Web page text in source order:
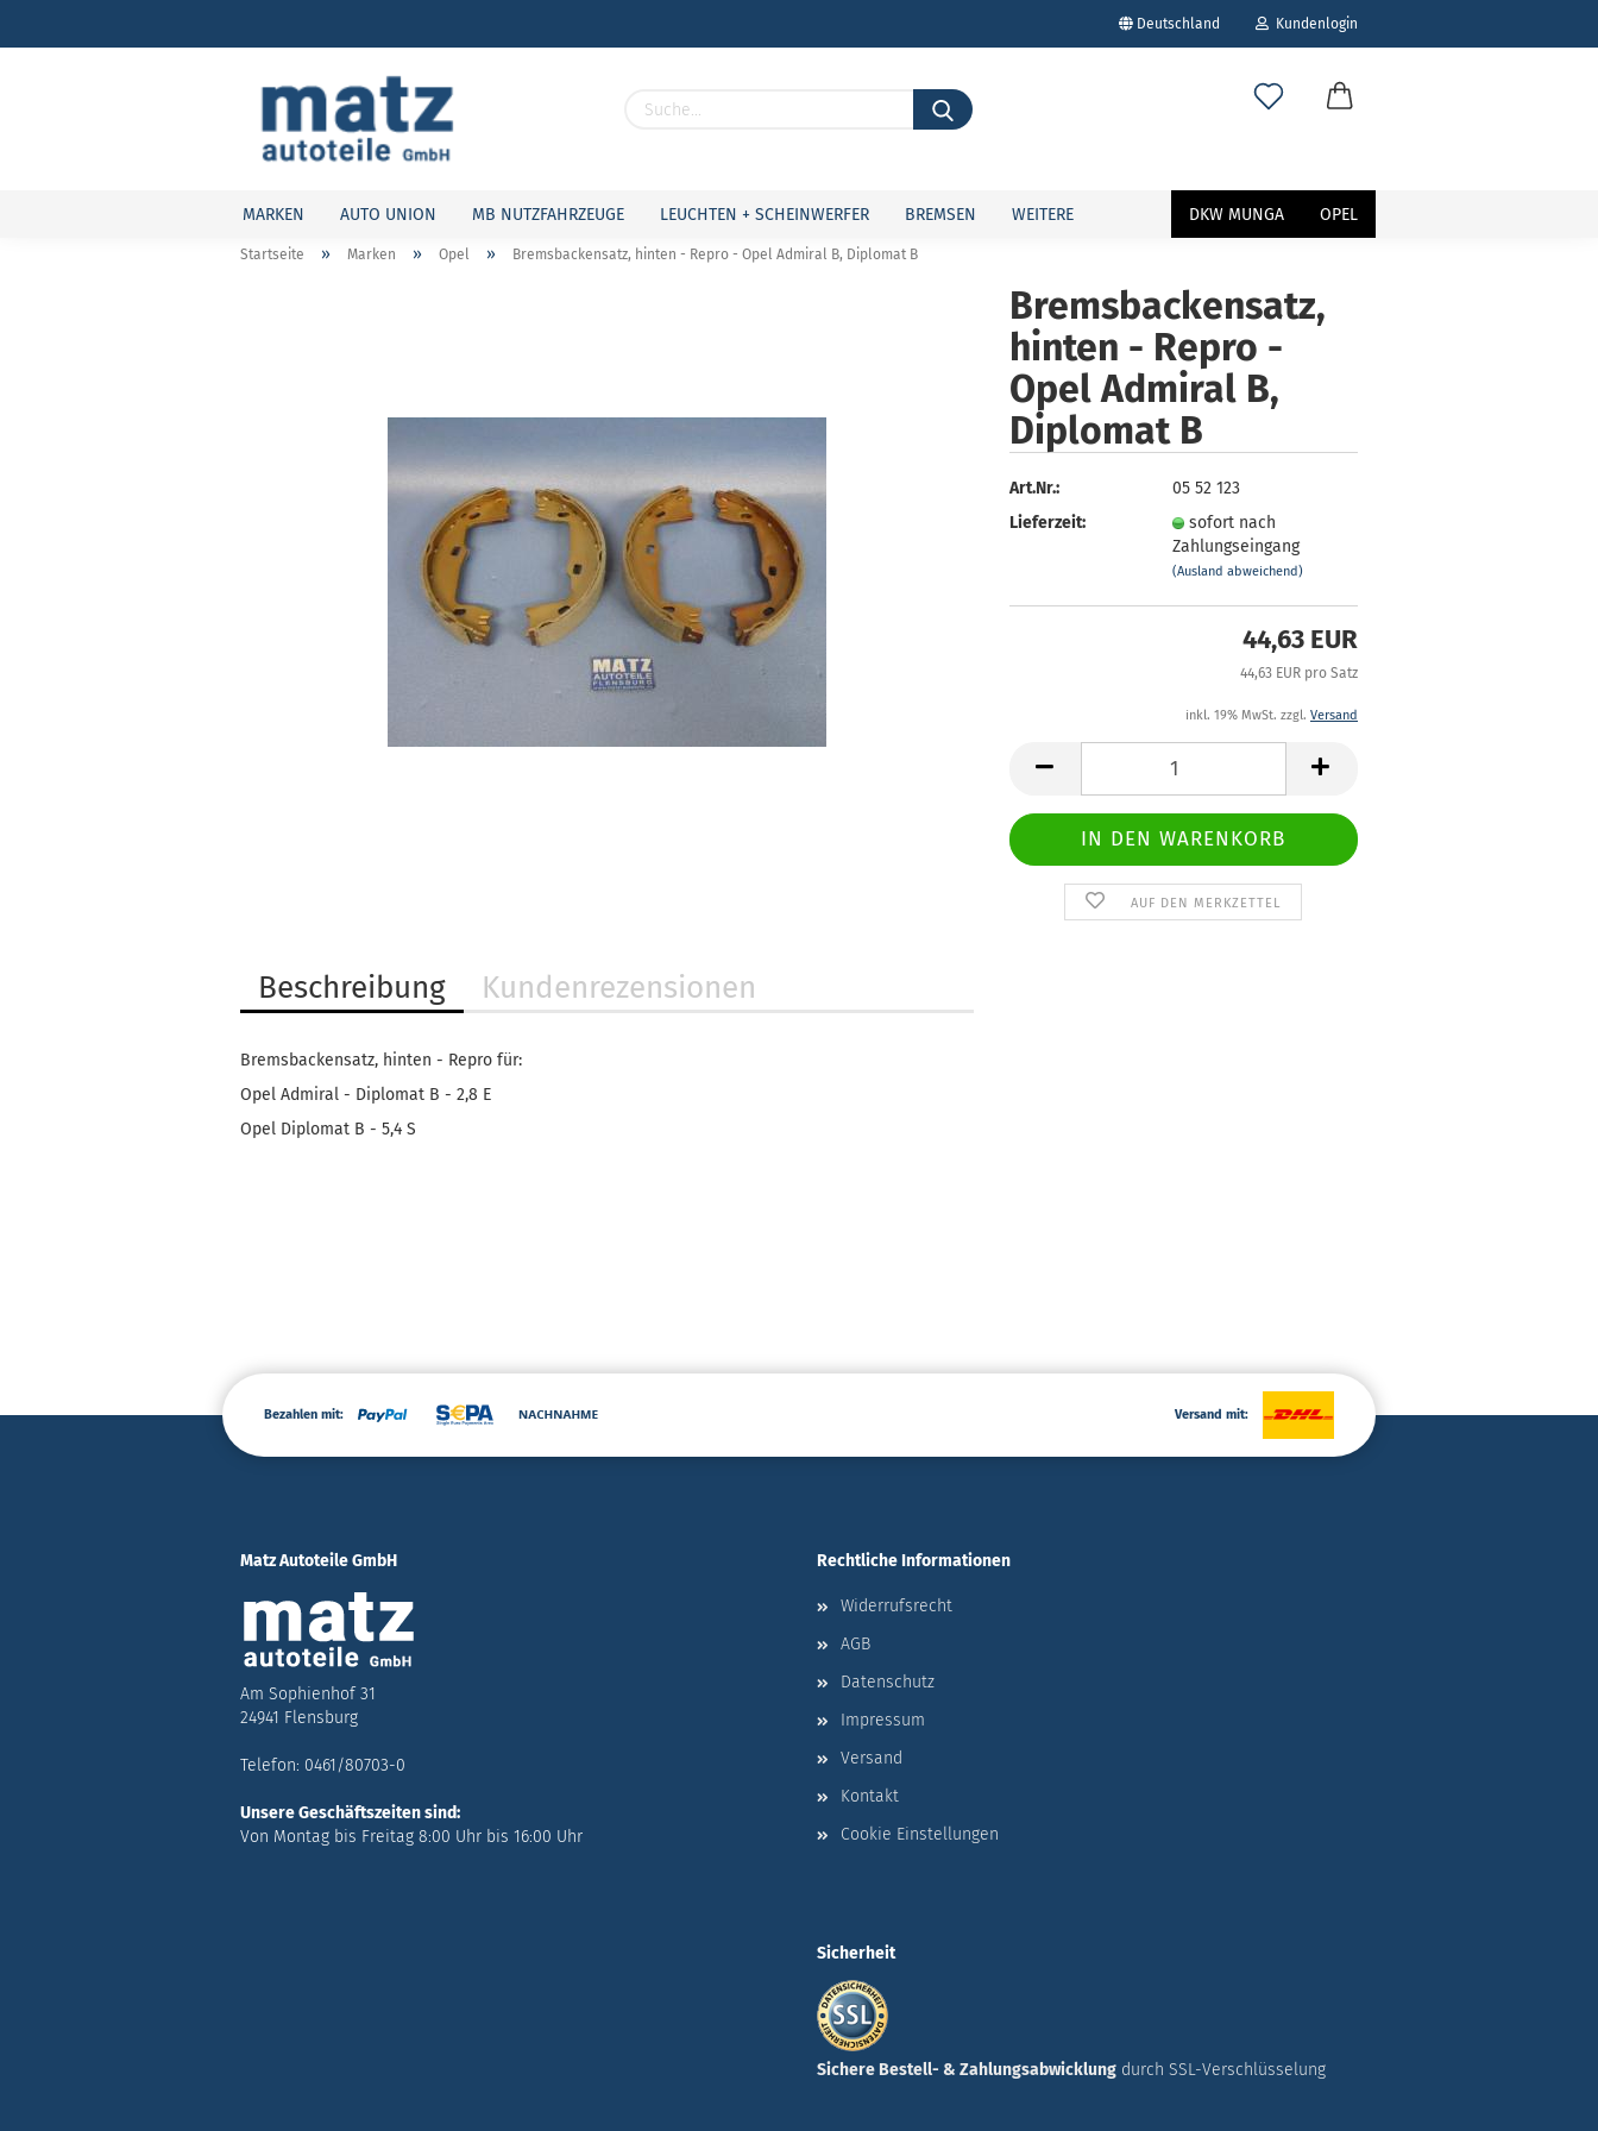
Deutschland Kundenlogin
Konto erstellen
Passwort vergessen?
MARKEN AUTO UNION MB NUTZFAHRZEUGE LEUCHTEN + SCHEINWERFER BREMSEN DKW MUNGA OPEL
WEITERE
Startseite » Marken » Opel » Bremsbackensatz, hinten - Repro - Opel Admiral B, Diplomat B
Bremsbackensatz,
hinten - Repro -
Opel Admiral B,
Diplomat B
Art.Nr.:
05 52 123
Lieferzeit:
sofort nach
Zahlungseingang
(Ausland abweichend)
44,63 EUR
44,63 EUR pro Satz
inkl. 19% MwSt. zzgl. Versand
AUF DEN MERKZETTEL
Beschreibung Kundenrezensionen
Bremsbackensatz, hinten - Repro für:
Opel Admiral - Diplomat B - 2,8 E
Opel Diplomat B - 5,4 S
Bezahlen mit: Versand mit:
Matz Autoteile GmbH
Am Sophienhof 31
24941 Flensburg
Telefon: 0461/80703-0
Unsere Geschäftszeiten sind:
Von Montag bis Freitag 8:00 Uhr bis 16:00 Uhr
Rechtliche Informationen
Widerrufsrecht
AGB
Datenschutz
Impressum
Versand
Kontakt
Cookie Einstellungen
Sicherheit
Sichere Bestell- & Zahlungsabwicklung durch SSL-Verschlüsselung